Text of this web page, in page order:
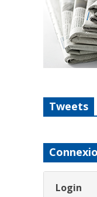
Tweets
Login